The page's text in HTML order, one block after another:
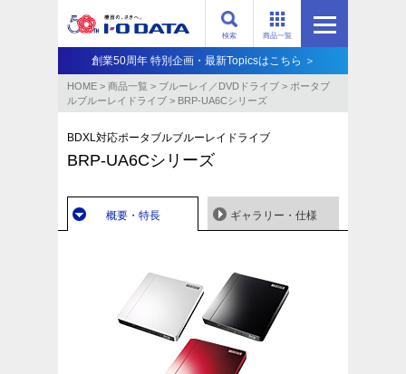
商品一覧
検索
創業50周年 特別企画・最新Topicsはこちら ＞
HOME > 商品一覧 > ブルーレイ／DVDドライブ > ポータブ
ルブルーレイドライブ > BRP-UA6Cシリーズ
BDXL対応ポータブルブルーレイドライブ
BRP-UA6Cシリーズ
概要・特長 ギャラリー・仕様